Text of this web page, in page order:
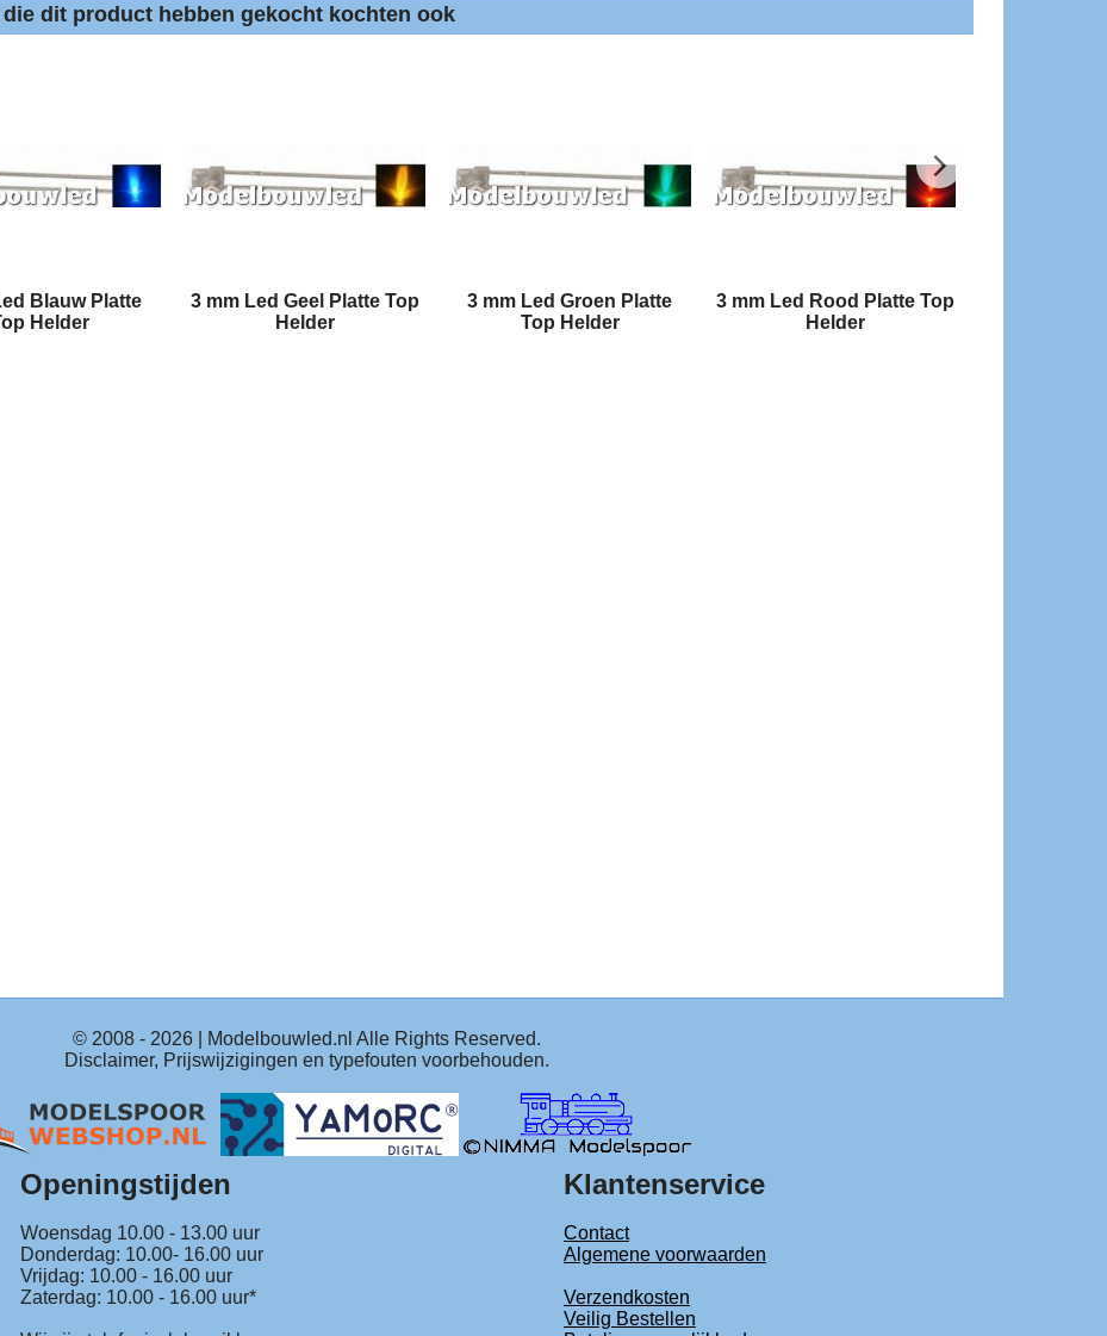
dit product hebben gekocht kochten ook
Blauw Platte
Helder
3 mm Led Geel Platte Top
Helder
3 mm Led Groen Platte
Top Helder
3 mm Led Rood Platte Top
Helder
© 2008 - 2026| Modelbouwled.nl Alle Rights Reserved.
Disclaimer, Prijswijzigingen en typefouten voorbehouden.
Openingstijden Klantenservice
Woensdag 10.00 - 13.00 uur
Contact
Donderdag: 10.00- 16.00 uur
Algemene voorwaarden
Vrijdag: 10.00 - 16.00 uur
Zaterdag: 10.00 - 16.00 uur*
Verzendkosten
Veilig Bestellen